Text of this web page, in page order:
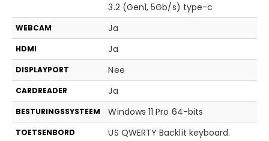
3.2 (Gen1, 5Gb/s) type-c
WEBCAM Ja
HDMI Ja
DISPLAYPORT Nee
CARDREADER Ja
BESTURINGSSYSTEEM Windows 11 Pro 64-bits
TOETSENBORD US QWERTY Backlit keyboard.